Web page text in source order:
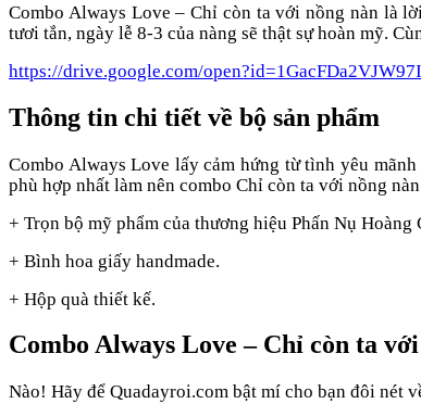
Combo Always Love – Chỉ còn ta với nồng nàn là
tươi tắn, ngày lễ 8-3 của nàng sẽ thật sự hoàn mỹ.
https://drive.google.com/
Thông tin chi tiết về bộ sản phẩm
Combo Always Love lấy cảm hứng từ tình yêu
phù hợp nhất làm nên combo Chỉ còn ta với nồng
+ Trọn bộ mỹ phẩm của thương hiệu Phấn Nụ Hoàng
+ Bình hoa giấy handmade.
+ Hộp quà thiết kế.
Combo Always Love – Chỉ còn ta
Nào! Hãy để Quadayroi.com bật mí cho bạn đôi nét